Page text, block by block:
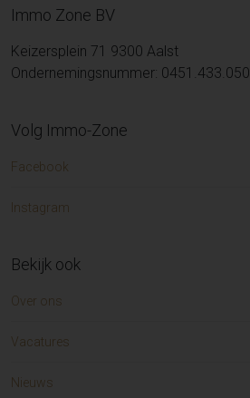
Immo Zone BV
Keizersplein 71 9300 Aalst
Ondernemingsnummer: 0451.433.050
Volg Immo-Zone
Facebook
Instagram
Bekijk ook
Over ons
Vacatures
Nieuws